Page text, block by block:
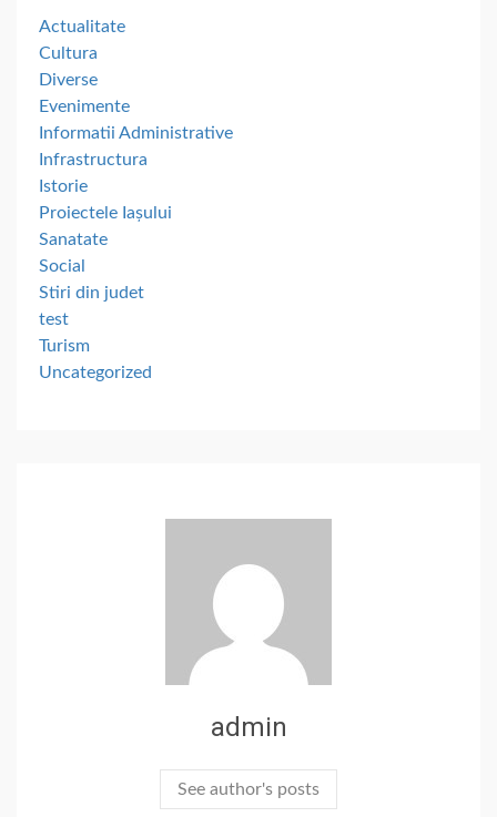
Actualitate
Cultura
Diverse
Evenimente
Informatii Administrative
Infrastructura
Istorie
Proiectele Iașului
Sanatate
Social
Stiri din judet
test
Turism
Uncategorized
admin
See author's posts